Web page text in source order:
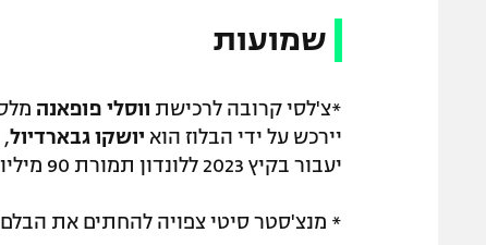
שמועות
*צ'לסי קרובה לרכישת ווסלי פופאנה
יירכש על ידי הבלוז הוא יושקו גבארדיול
יעבור בקיץ 2023 ללונדון תמורת 90 מיליון יורו.
* מנצ'סטר סיטי צפויה להחתים את הבלם